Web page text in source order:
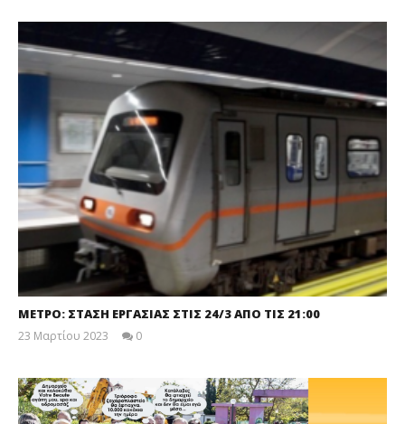
ΜΕΤΡΟ: ΣΤΑΣΗ ΕΡΓΑΣΙΑΣ ΣΤΙΣ 24/3 ΑΠΟ ΤΙΣ 21:00
23 Μαρτίου 2023
0